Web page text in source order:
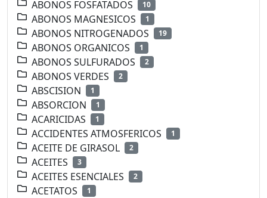
ABONOS FOSFATADOS 10
ABONOS MAGNESICOS 1
ABONOS NITROGENADOS 19
ABONOS ORGANICOS 1
ABONOS SULFURADOS 2
ABONOS VERDES 2
ABSCISION 1
ABSORCION 1
ACARICIDAS 1
ACCIDENTES ATMOSFERICOS 1
ACEITE DE GIRASOL 2
ACEITES 3
ACEITES ESENCIALES 2
ACETATOS 1